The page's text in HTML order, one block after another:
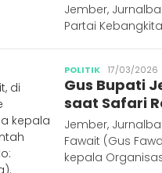
Jember,
Partai
POLITIKPublisher
17/03/2026
Gus Bupati
saat Safari
Jember,
Fawait (Gus
kepala